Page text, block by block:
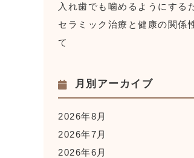
入れ歯でも噛めるようにする
セラミック治療と健康の関係
て
月別アーカイブ
2026年8月
2026年7月
2026年6月